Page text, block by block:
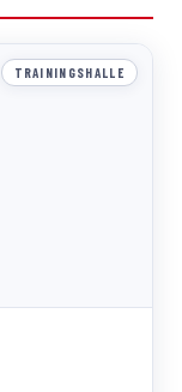
TRAININGSHALLE